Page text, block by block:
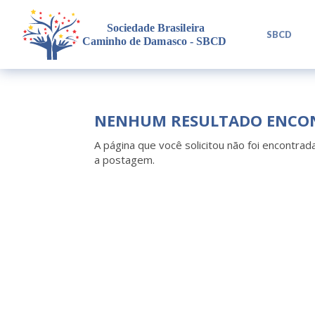
SBCD
NENHUM RESULTADO
A página que você solicitou não foi
a postagem.